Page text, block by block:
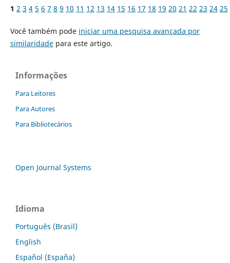
1 2 3 4 5 6 7 8 9 10 11 12 13 14 15 16 17 18 19 20 21 22 23 24 25
Você também pode iniciar uma pesquisa avançada por
similaridadepara este artigo.
Informações
Para Leitores
Para Autores
Para Bibliotecários
Open Journal Systems
Idioma
Português (Brasil)
English
Español (España)